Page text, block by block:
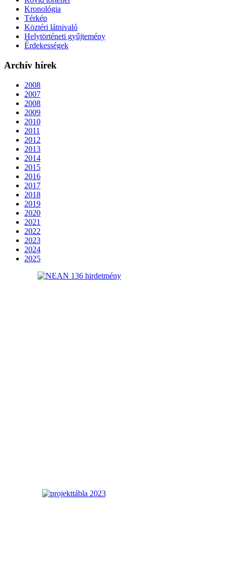
Kronológia
Térkép
Köztéri látnivaló
Helytörténeti gyűjtemény
Érdekességek
Archív hírek
2008
2007
2008
2009
2010
2011
2012
2013
2014
2015
2016
2017
2018
2019
2020
2021
2022
2023
2024
2025